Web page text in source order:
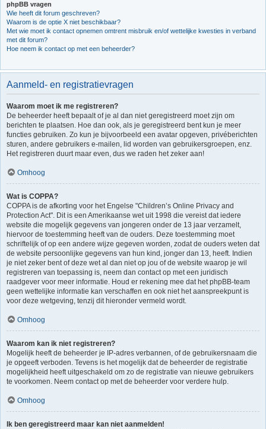
phpBB vragen
Wie heeft dit forum geschreven?
Waarom is de optie X niet beschikbaar?
Met wie moet ik contact opnemen omtrent misbruik en/of wettelijke kwesties in verband
met dit forum?
Hoe neem ik contact op met een beheerder?
Aanmeld- en registratievragen
Waarom moet ik me registreren?
De beheerder heeft bepaalt of je al dan niet geregistreerd moet zijn om
berichten te plaatsen. Hoe dan ook, als je geregistreerd bent kun je meer
functies gebruiken. Zo kun je bijvoorbeeld een avatar opgeven, privéberichten
sturen, andere gebruikers e-mailen, lid worden van gebruikersgroepen, enz.
Het registreren duurt maar even, dus we raden het zeker aan!
Omhoog
Wat is COPPA?
COPPA is de afkorting voor het Engelse "Children’s Online Privacy and
Protection Act". Dit is een Amerikaanse wet uit 1998 die vereist dat iedere
website die mogelijk gegevens van jongeren onder de 13 jaar verzamelt,
hiervoor de toestemming heeft van de ouders. Deze toestemming moet
schriftelijk of op een andere wijze gegeven worden, zodat de ouders weten dat
de website persoonlijke gegevens van hun kind, jonger dan 13, heeft. Indien
je niet zeker bent of deze wet al dan niet op jou of de website waarop je wil
registreren van toepassing is, neem dan contact op met een juridisch
raadgever voor meer informatie. Houd er rekening mee dat het phpBB-team
geen wettelijke informatie kan verschaffen en ook niet het aanspreekpunt is
voor deze wetgeving, tenzij dit hieronder vermeld wordt.
Omhoog
Waarom kan ik niet registreren?
Mogelijk heeft de beheerder je IP-adres verbannen, of de gebruikersnaam die
je opgeeft verboden. Tevens is het mogelijk dat de beheerder de registratie
mogelijkheid heeft uitgeschakeld om zo de registratie van nieuwe gebruikers
te voorkomen. Neem contact op met de beheerder voor verdere hulp.
Omhoog
Ik ben geregistreerd maar kan niet aanmelden!